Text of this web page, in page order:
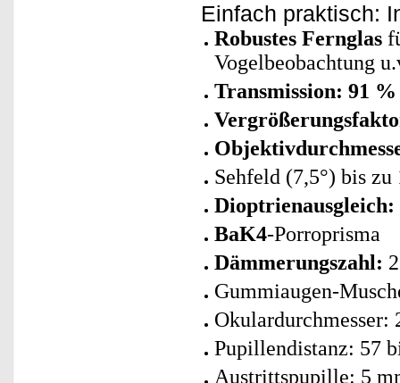
Einfach praktisch:
Robustes Fernglas
Vogelbeobachtung
Transmission: 91 %
Sehfeld (7,5°) bis
Dioptrienausgleich:
BaK4-Porroprisma
Dämmerungszahl:
Gummiaugen-
Okulardurchmesser:
Pupillendistanz: 57
Austrittspupille: 5